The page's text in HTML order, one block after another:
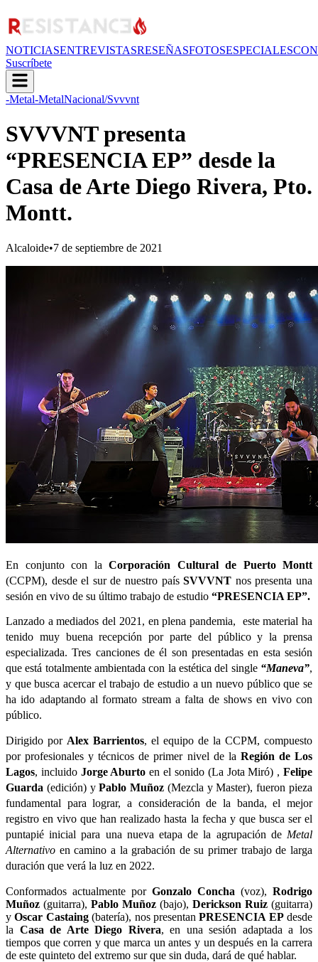
NOTICIASENTREVISTASRESEÑASFOTOSESPECIALES
Suscríbete
-Metal-MetalNacional/Svvvnt
SVVVNT presenta
“PRESENCIA EP” desde la
Casa de Arte Diego Rivera, Pto.
Montt.
Alcaloide•7 de septiembre de 2021
En conjunto con la Corporación Cultural de Puerto Montt
(CCPM), desde el sur de nuestro país SVVVNT nos presenta una
sesión en vivo de su último trabajo de estudio “PRESENCIA EP”.
Lanzado a mediados del 2021, en plena pandemia,  este material ha
tenido muy buena recepción por parte del público y la prensa
especializada. Tres canciones de él son presentadas en esta sesión
que está totalmente ambientada con la estética del single “Maneva”,
y que busca acercar el trabajo de estudio a un nuevo público que se
ha ido adaptando al formato stream a falta de shows en vivo con
público.
Dirigido por Alex Barrientos, el equipo de la CCPM, compuesto
por profesionales y técnicos de primer nivel de la Región de Los
Lagos, incluido Jorge Aburto en el sonido (La Jota Miró) , Felipe
Guarda (edición) y Pablo Muñoz (Mezcla y Master), fueron pieza
fundamental para lograr, a consideración de la banda, el mejor
registro en vivo que han realizado hasta la fecha y que busca ser el
puntapié inicial para una nueva etapa de la agrupación de Metal
Alternativo en camino a la grabación de su primer trabajo de larga
duración que verá la luz en 2022.
Conformados actualmente por Gonzalo Concha (voz), Rodrigo
Muñoz (guitarra), Pablo Muñoz (bajo), Derickson Ruiz (guitarra)
y Oscar Castaing (batería), nos presentan PRESENCIA EP desde
la Casa de Arte Diego Rivera, en una sesión adaptada a los
tiempos que corren y que marca un antes y un después en la carrera
de este quinteto del extremo sur que sin duda, dará de qué hablar.